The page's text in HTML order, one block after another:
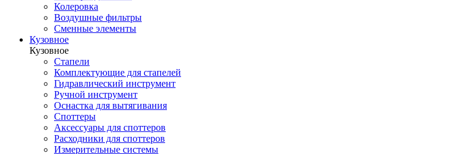
Колеровка
Воздушные фильтры
Сменные элементы
Кузовное
Кузовное
Стапели
Комплектующие для стапелей
Гидравлический инструмент
Ручной инструмент
Оснастка для вытягивания
Споттеры
Аксессуары для споттеров
Расходники для споттеров
Измерительные системы